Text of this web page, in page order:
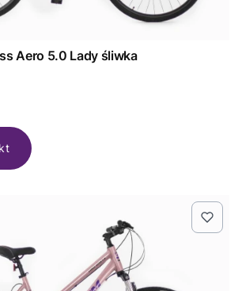
Rower Storm Cross Aero 5.0 Lady śliwka